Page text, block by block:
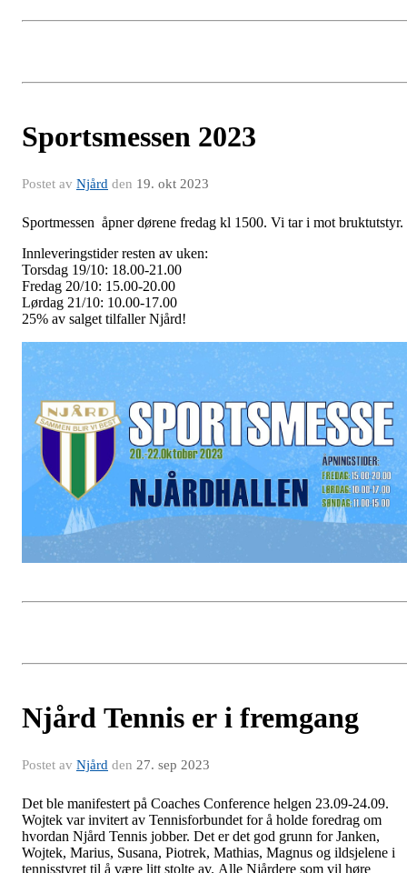
Sportsmessen 2023
Postet av Njård den 19. okt 2023
Sportmessen åpner dørene fredag kl 1500. Vi tar i mot bruktutstyr.
Innleveringstider resten av uken:
Torsdag 19/10: 18.00-21.00
Fredag 20/10: 15.00-20.00
Lørdag 21/10: 10.00-17.00
25% av salget tilfaller Njård!
Njård Tennis er i fremgang
Postet av Njård den 27. sep 2023
Det ble manifestert på Coaches Conference helgen 23.09-24.09.
Wojtek var invitert av Tennisforbundet for å holde foredrag om
hvordan Njård Tennis jobber. Det er det god grunn for Janken,
Wojtek, Marius, Susana, Piotrek, Mathias, Magnus og ildsjelene i
tennisstyret til å være litt stolte av. Alle Njårdere som vil høre